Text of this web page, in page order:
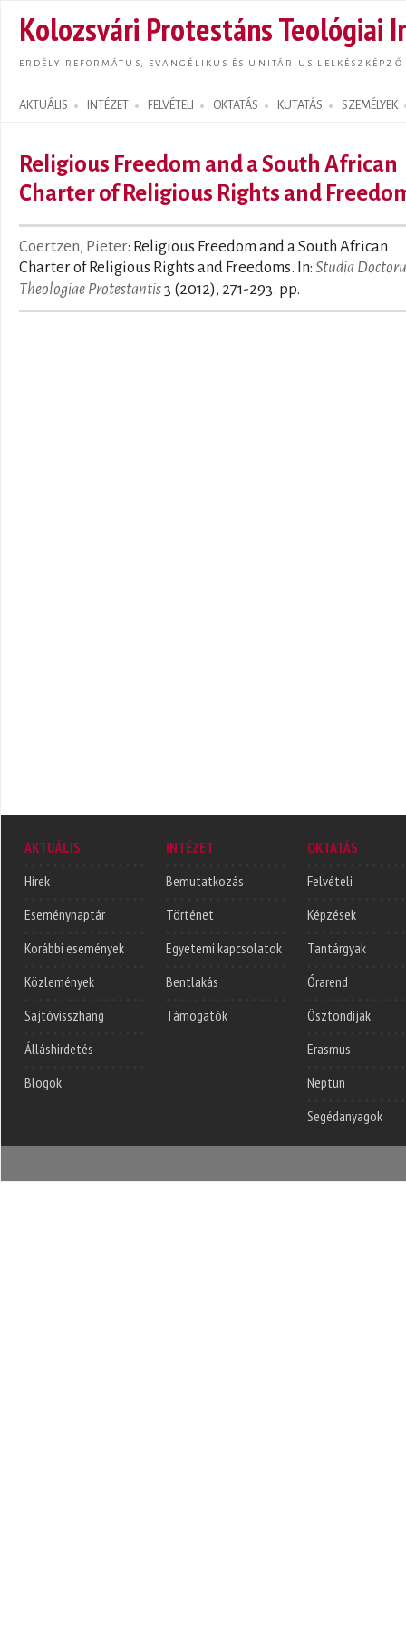
Kolozsvári Protestáns Teológiai
ERDÉLY REFORMÁTUS, EVANGÉLIKUS ÉS UNITÁRIUS LELKÉSZKÉPZŐ
AKTUÁLIS INTÉZET FELVÉTELI OKTATÁS KUTATÁS SZEMÉLYEK
Search form
Religious Freedom and a South African
Charter of Religious Rights and
Coertzen, Pieter: Religious Freedom and a South African
Charter of Religious Rights and Freedoms. In: Studia
Theologiae Protestantis3 (2012), 271-293. pp.
AKTUÁLIS
Hírek
Eseménynaptár
Korábbi események
Közlemények
Sajtóvisszhang
Álláshirdetés
Blogok
INTÉZET
Bemutatkozás
Történet
Egyetemi kapcsolatok
Bentlakás
Támogatók
OKTATÁS
Felvételi
Képzések
Tantárgyak
Órarend
Ösztöndíjak
Erasmus
Neptun
Segédanyagok